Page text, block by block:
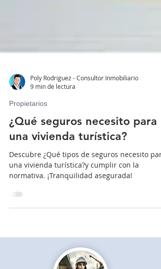
Poly Rodriguez - Consultor Inmobiliario
Propietarios
una vivienda turística?
Descubre ¿Qué tipos de seguros necesito para
una vivienda turística?y cumplir con la